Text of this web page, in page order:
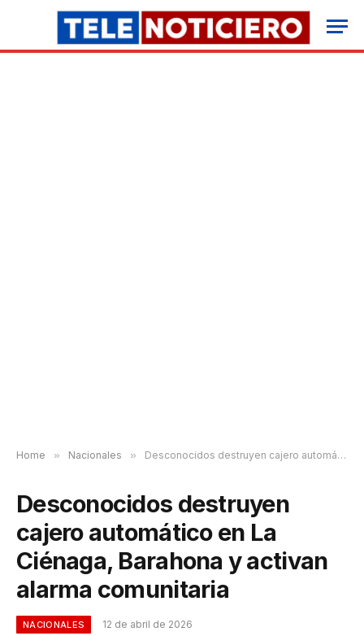
Home » Nacionales » Desconocidos destruyen cajero automático en La Ciénaga, Barahona y activan alarma comunitaria
Desconocidos destruyen
cajero automático en La
Ciénaga, Barahona y activan
alarma comunitaria
NACIONALES 12 de abril de 2026